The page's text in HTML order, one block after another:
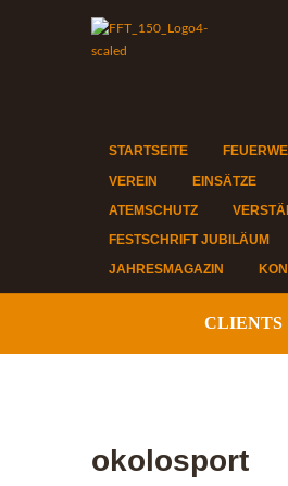
STARTSEITE
VEREIN
EINSÄTZE
ATEMSCHUTZ
FESTSCHRIFT JUBILÄUM
JAHRESMAGAZIN
CLIENTS
okolosport